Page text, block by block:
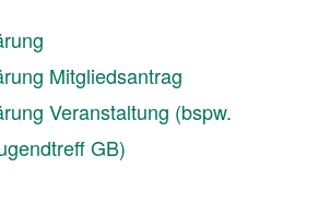
Mitgliedsantrag
Veranstaltung (bspw.
GB)